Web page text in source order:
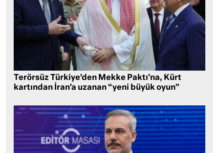
Terörsüz Türkiye’den Mekke Paktı’na, Kürt
kartından İran’a uzanan “yeni büyük oyun”